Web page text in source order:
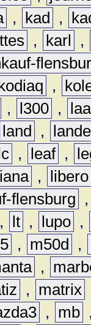
, kad ,
, karl
,
,
, l300 ,
land ,
, leaf ,
,
libero
flensburg
, lt , lupo ,
, m50d ,
,
, matrix
, mb